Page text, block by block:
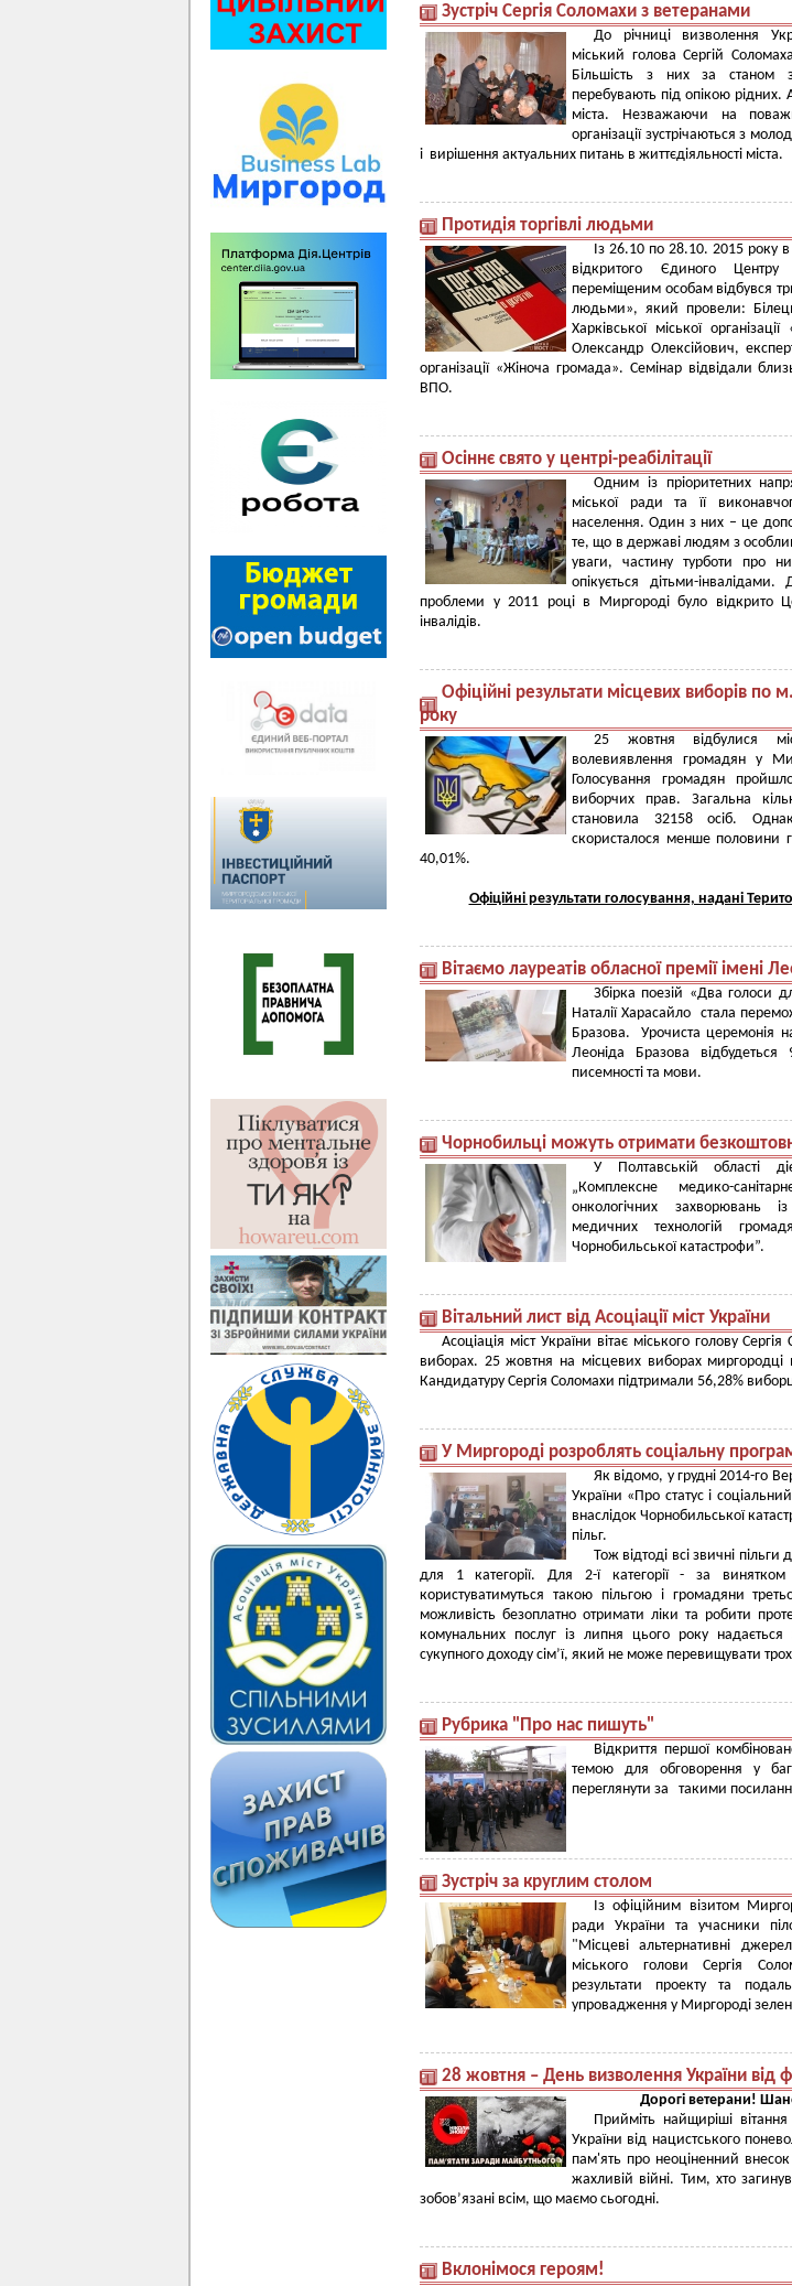
Зустріч Сергія Соломахи з ветеранами
До річниці визволення
міський голова Сергій
Більшість з них за станом
перебувають під опікою рідних.
міста. Незважаючи на
організації зустрічаються з
і вирішення актуальних питань в життєдіяльності міста.
Протидія торгівлі людьми
Із 26.10 по 28.10. 2015 року
відкритого Єдиного
переміщеним особам відбувся
людьми», який провели:
Харківської міської
Олександр Олексійович,
організації «Жіноча громада». Семінар відвідали
ВПО.
Осіннє свято у центрі-реабілітації
Одним із пріоритетних
міської ради та її
населення. Один з них – це
те, що в державі людям з
уваги, частину турботи про
опікується дітьми-
проблеми у 2011 році в Миргороді було відкрито
інвалідів.
Офіційні результати місцевих виборів
року
25 жовтня відбулися
волевиявлення громадян у
Голосування громадян
виборчих прав. Загальна
становила 32158 осіб.
скористалося менше половини
40,01%.
Офіційні результати голосування, надані
Вітаємо лауреатів обласної премії імені
Збірка поезій «Два голоси
Наталії Харасайло стала
Бразова. Урочиста церемонія
Леоніда Бразова
писемності та мови.
Чорнобильці можуть отримати
У Полтавській області
„Комплексне медико-
онкологічних захворювань
медичних технологій
Чорнобильської катастрофи”.
Вітальний лист від Асоціації міст України
Асоціація міст України вітає міського голову
виборах. 25 жовтня на місцевих виборах
Кандидатуру Сергія Соломахи підтримали 56,28%
У Миргороді розроблять соціальну
Як відомо, у грудні 2014-го
України «Про статус і
внаслідок Чорнобильської
пільг.
Тож відтоді всі звичні
для 1 категорії. Для 2-ї категорії - за винятком
користуватимуться такою пільгою і громадяни
можливість безоплатно отримати ліки та робити
комунальних послуг із липня цього року надається
сукупного доходу сім’ї, який не може перевищувати
Рубрика "Про нас пишуть"
Відкриття першої
темою для обговорення у
переглянути за такими
Зустріч за круглим столом
Із офіційним візитом
ради України та учасники
"Місцеві альтернативні
міського голови Сергія
результати проекту та
упровадження у Миргороді
28 жовтня – День визволення України від
Дорогі ветерани!
Прийміть найщиріші
України від нацистського
пам'ять про неоціненний внесок
жахливій війні. Тим, хто
зобов’язані всім, що маємо сьогодні.
Вклонімося героям!